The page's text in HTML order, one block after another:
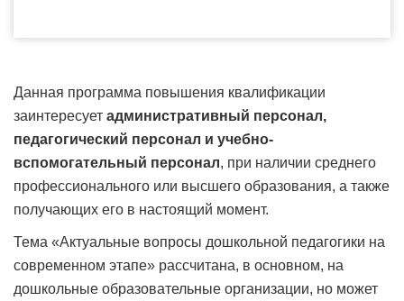
Данная программа повышения квалификации
заинтересует административный персонал,
педагогический персонал и учебно-
вспомогательный персонал, при наличии среднего
профессионального или высшего образования, а также
получающих его в настоящий момент.
Тема «Актуальные вопросы дошкольной педагогики на
современном этапе» рассчитана, в основном, на
дошкольные образовательные организации, но может